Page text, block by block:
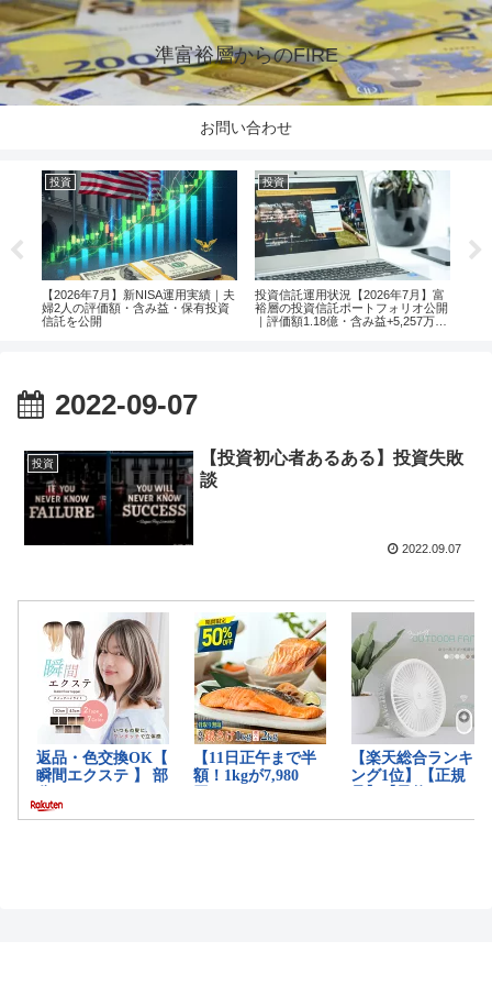
準富裕層からのFIRE
お問い合わせ
投資
【2026年7月】新NISA運用実績｜夫
婦2人の評価額・含み益・保有投資
信託を公開
投資
投資信託運用状況【2026年7月】富
裕層の投資信託ポートフォリオ公開
｜評価額1.18億・含み益+5,257万円
2022-09-07
投資
【投資初心者あるある】投資失敗
談
2022.09.07